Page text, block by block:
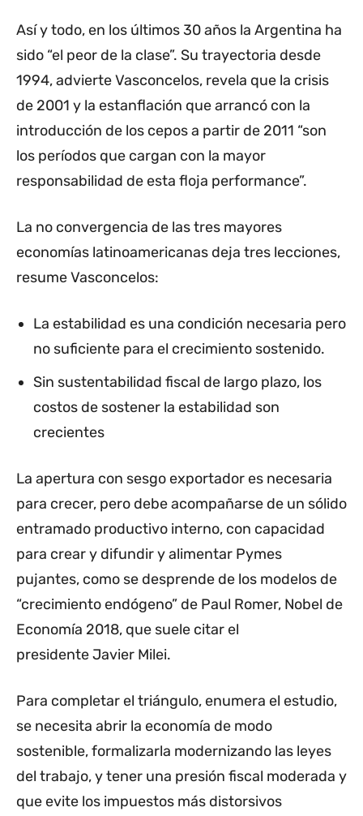
Así y todo, en los últimos 30 años la Argentina ha
sido “el peor de la clase”. Su trayectoria desde
1994, advierte Vasconcelos, revela que la crisis
de 2001 y la estanflación que arrancó con la
introducción de los cepos a partir de 2011 “son
los períodos que cargan con la mayor
responsabilidad de esta floja performance”.
La no convergencia de las tres mayores
economías latinoamericanas deja tres lecciones,
resume Vasconcelos:
La estabilidad es una condición necesaria pero
no suficiente para el crecimiento sostenido.
Sin sustentabilidad fiscal de largo plazo, los
costos de sostener la estabilidad son
crecientes
La apertura con sesgo exportador es necesaria
para crecer, pero debe acompañarse de un sólido
entramado productivo interno, con capacidad
para crear y difundir y alimentar Pymes
pujantes, como se desprende de los modelos de
“crecimiento endógeno” de Paul Romer, Nobel de
Economía 2018, que suele citar el
presidente Javier Milei.
Para completar el triángulo, enumera el estudio,
se necesita abrir la economía de modo
sostenible, formalizarla modernizando las leyes
del trabajo, y tener una presión fiscal moderada y
que evite los impuestos más distorsivos